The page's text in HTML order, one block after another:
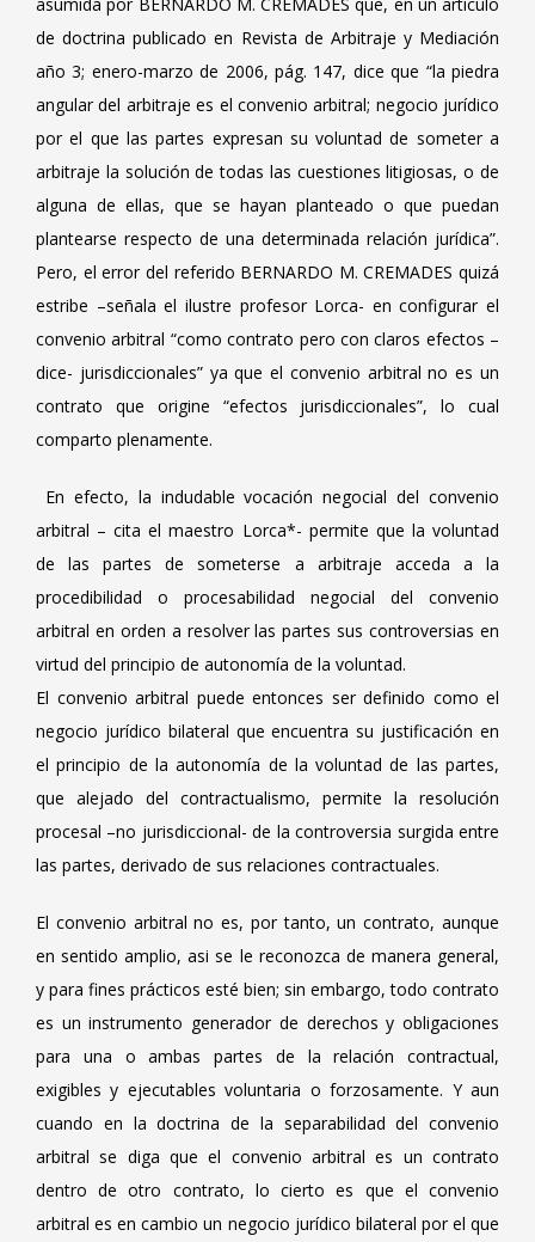
de doctrina publicado en Revista de Arbitraje y Mediación
año 3; enero-marzo de 2006, pág. 147, dice que “la piedra
angular del arbitraje es el convenio arbitral; negocio jurídico
por el que las partes expresan su voluntad de someter a
arbitraje la solución de todas las cuestiones litigiosas, o de
alguna de ellas, que se hayan planteado o que puedan
plantearse respecto de una determinada relación jurídica”.
Pero, el error del referido BERNARDO M. CREMADES quizá
estribe –señala el ilustre profesor Lorca- en configurar el
convenio arbitral “como contrato pero con claros efectos –
dice- jurisdiccionales” ya que el convenio arbitral no es un
contrato que origine “efectos jurisdiccionales”, lo cual
comparto plenamente.
En efecto, la indudable vocación negocial del convenio
arbitral – cita el maestro Lorca*- permite que la voluntad
de las partes de someterse a arbitraje acceda a la
procedibilidad o procesabilidad negocial del convenio
arbitral en orden a resolver las partes sus controversias en
virtud del principio de autonomía de la voluntad.
El convenio arbitral puede entonces ser definido como el
negocio jurídico bilateral que encuentra su justificación en
el principio de la autonomía de la voluntad de las partes,
que alejado del contractualismo, permite la resolución
procesal –no jurisdiccional- de la controversia surgida entre
las partes, derivado de sus relaciones contractuales.
El convenio arbitral no es, por tanto, un contrato, aunque
en sentido amplio, asi se le reconozca de manera general,
y para fines prácticos esté bien; sin embargo, todo contrato
es un instrumento generador de derechos y obligaciones
para una o ambas partes de la relación contractual,
exigibles y ejecutables voluntaria o forzosamente. Y aun
cuando en la doctrina de la separabilidad del convenio
arbitral se diga que el convenio arbitral es un contrato
dentro de otro contrato, lo cierto es que el convenio
arbitral es en cambio un negocio jurídico bilateral por el que